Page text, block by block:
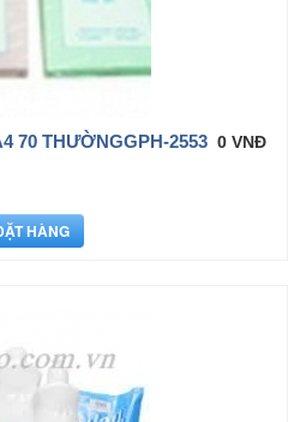
70 THƯỜNGGPH-2553 0 VNĐ